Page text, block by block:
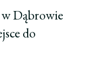
w Dąbrowie
do